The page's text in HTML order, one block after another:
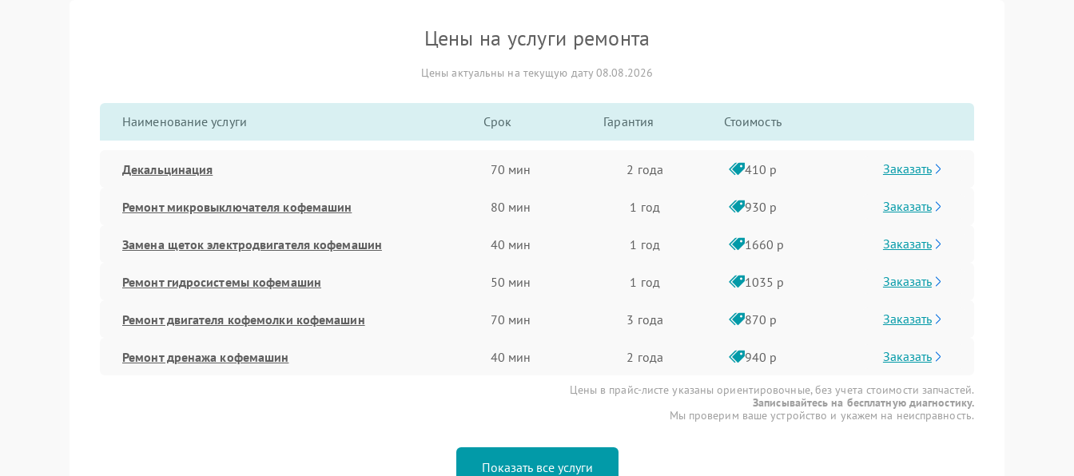
Цены на услуги ремонта
Цены актуальны на текущую дату 08.08.2026
Наименование услуги Срок Гарантия Стоимость
Декальцинация 70 мин 2 года 410 р Заказать
Ремонт микровыключателя кофемашин 80 мин 1 год 930 р Заказать
Замена щеток электродвигателя кофемашин 40 мин 1 год 1660 р Заказать
Ремонт гидросистемы кофемашин 50 мин 1 год 1035 р Заказать
Ремонт двигателя кофемолки кофемашин 70 мин 3 года 870 р Заказать
Ремонт дренажа кофемашин 40 мин 2 года 940 р Заказать
Цены в прайс-листе указаны ориентировочные, без учета стоимости запчастей.
Записывайтесь на бесплатную диагностику.
Мы проверим ваше устройство и укажем на неисправность.
Показать все услуги